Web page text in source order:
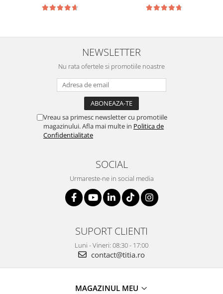
NEWSLETTER
Nu rata ofertele si promotiile noastre
Vreau sa primesc newsletter cu promotiile
magazinului. Afla mai multe in Politica de
Confidentialitate
SOCIAL
Urmareste-ne in social media
SUPORT CLIENTI
Luni - Vineri: 08:30 - 17:00
contact@titia.ro
MAGAZINUL MEU